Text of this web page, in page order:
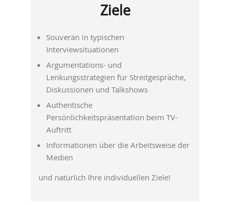
Ziele
Souverän in typischen
Interviewsituationen
Argumentations- und
Lenkungsstrategien für Streitgespräche,
Diskussionen und Talkshows
Authentische
Persönlichkeitspräsentation beim TV-
Auftritt
Informationen über die Arbeitsweise der
Medien
und natürlich Ihre individuellen Ziele!